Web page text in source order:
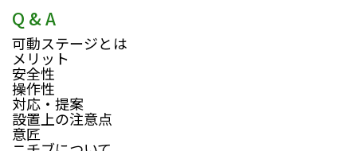
Q & A
可動ステージとは
メリット
安全性
操作性
対応・提案
設置上の注意点
意匠